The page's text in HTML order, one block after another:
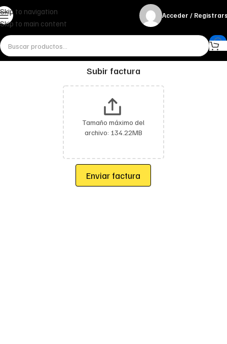
Skip to navigation
Skip to main content
Acceder /
Subir factura
Tamaño máximo del
archivo: 134.22MB
Enviar factura